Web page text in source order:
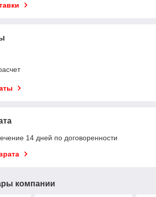
14 дней по договоренности
компании